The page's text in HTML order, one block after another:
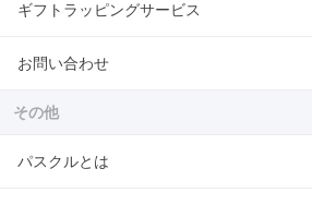
ギフトラッピングサービス
お問い合わせ
その他
パスクルとは